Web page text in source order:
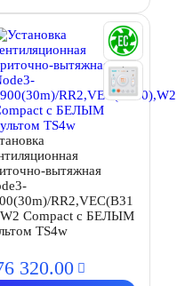
вытяжная
RR2,VEC(B31
Compact с БЕЛЫМ
TS4w
320.00